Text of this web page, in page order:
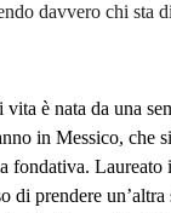
davvero chi sta
vita è nata da una
in Messico, che
fondativa. Laureato
di prendere un’altra